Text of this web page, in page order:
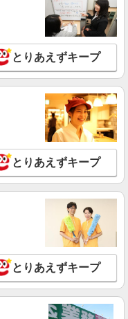
とりあえずキープ
とりあえずキープ
とりあえずキープ